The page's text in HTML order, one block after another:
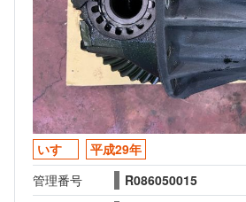
いすゞ
平成29年
管理番号
R086050015